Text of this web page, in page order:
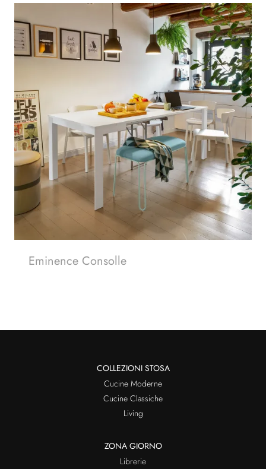
Eminence Consolle
COLLEZIONI STOSA
Cucine Moderne
Cucine Classiche
Living
ZONA GIORNO
Librerie